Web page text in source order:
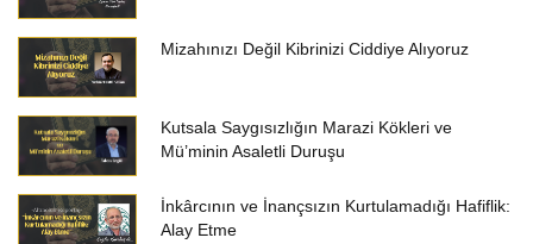
Mizahınızı Değil Kibrinizi Ciddiye Alıyoruz
Kutsala Saygısızlığın Marazi Kökleri ve
Mü’minin Asaletli Duruşu
İnkârcının ve İnançsızın Kurtulamadığı Hafiflik:
Alay Etme